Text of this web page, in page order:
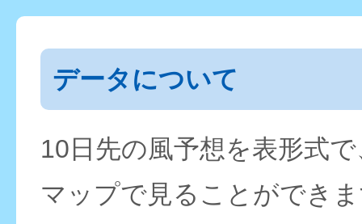
データについて
10日先の風予想を表形式
マップで見ることができ